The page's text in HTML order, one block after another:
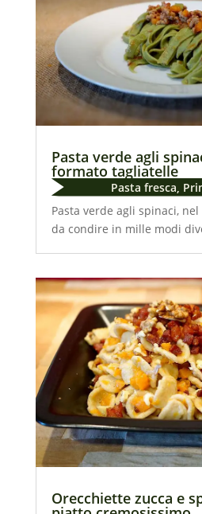
Pasta verde agli
formato tagliatelle
Pasta fresca
Pasta verde agli spinaci,
da condire in mille modi
Orecchiette zucca e